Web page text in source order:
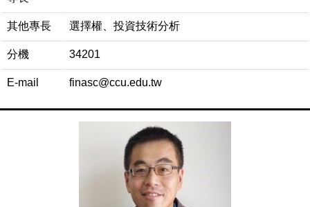
其他專長 選擇權、投資技術分析
分機 34201
E-mail finasc@ccu.edu.tw